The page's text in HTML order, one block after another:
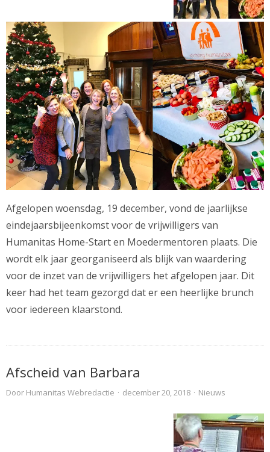
Afgelopen woensdag, 19 december, vond de jaarlijkse
eindejaarsbijeenkomst voor de vrijwilligers van
Humanitas Home-Start en Moedermentoren plaats. Die
wordt elk jaar georganiseerd als blijk van waardering
voor de inzet van de vrijwilligers het afgelopen jaar. Dit
keer had het team gezorgd dat er een heerlijke brunch
voor iedereen klaarstond.
Afscheid van Barbara
Door Humanitas Webredactie · december 20, 2018 · Nieuws